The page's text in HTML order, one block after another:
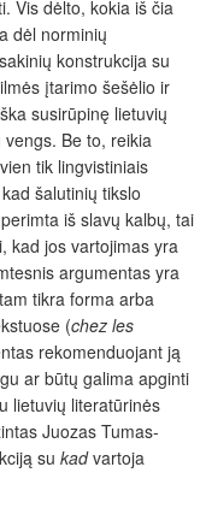
Vis dėlto, kokia iš čia
dėl norminių
konstrukcija su
įtarimo šešėlio ir
susirūpinę lietuvių
Be to, reikia
tik lingvistiniais
šalutinių tikslo
iš slavų kalbų, tai
kad jos vartojimas yra
argumentas yra
tikra forma arba
(chez les
rekomenduojantją
ar būtų galima apginti
lietuvių literatūrinės
Juozas Tumas-
su kadvartoja